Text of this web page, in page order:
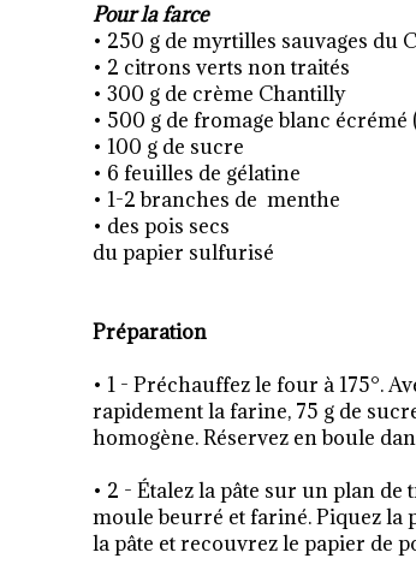
Pour la farce
• 250 g de myrtilles sauvages du
• 2 citrons verts non traités
• 300 g de crème Chantilly
• 500 g de fromage blanc écrémé
• 100 g de sucre
• 6 feuilles de gélatine
• 1-2 branches de menthe
• des pois secs
du papier sulfurisé
Préparation
• 1 - Préchauffez le four à 175°.
rapidement la farine, 75 g de
homogène. Réservez en boule
• 2 - Étalez la pâte sur un plan
moule beurré et fariné. Piquez la
la pâte et recouvrez le papier de